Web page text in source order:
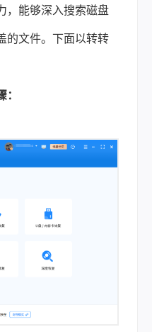
，能够深入搜索磁盘
的文件。下面以转转